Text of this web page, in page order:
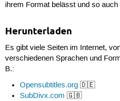
ihrem Format belässt und so
Herunterladen
Es gibt viele Seiten im Internet,
verschiedenen Sprachen und
B.:
Opensubtitles.org 🇩🇪
SubDivx.com 🇬🇧